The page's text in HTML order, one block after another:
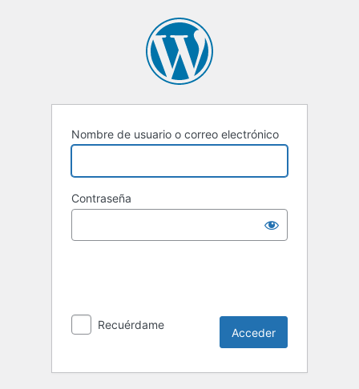
Nombre de usuario o correo electrónico
Contraseña
Recuérdame